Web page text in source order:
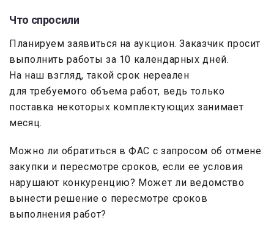
Что спросили
Планируем заявиться на аукцион. Заказчик просит
выполнить работы за 10 календарных дней.
На наш взгляд, такой срок нереален
для требуемого объема работ, ведь только
поставка некоторых комплектующих занимает
месяц.
Можно ли обратиться в ФАС с запросом об отмене
закупки и пересмотре сроков, если ее условия
нарушают конкуренцию? Может ли ведомство
вынести решение о пересмотре сроков
выполнения работ?